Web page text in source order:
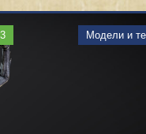
Модели и